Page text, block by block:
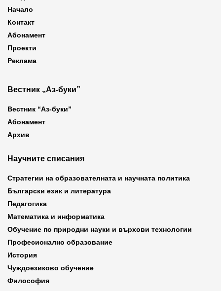
Начало
Контакт
Абонамент
Проекти
Реклама
Вестник „Аз-буки”
Вестник “Аз-буки”
Абонамент
Архив
Научните списания
Стратегии на образователната и научната политика
Български език и литература
Педагогика
Математика и информатика
Обучение по природни науки и върхови технологии
Професионално образование
История
Чуждоезиково обучение
Философия